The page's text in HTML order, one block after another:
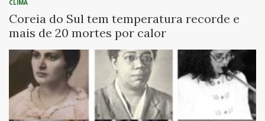
CLIMA
Coreia do Sul tem temperatura recorde e
mais de 20 mortes por calor